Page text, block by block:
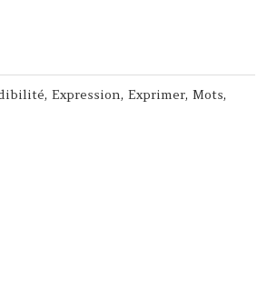
,Expression,Exprimer,Mots,